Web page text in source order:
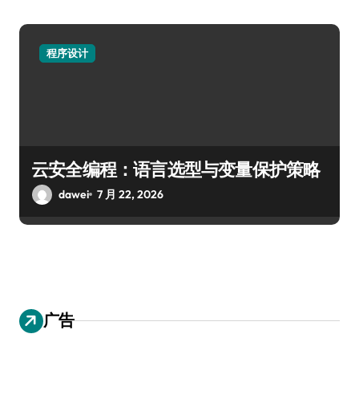
程序设计
云安全编程：语言选型与变量保护策略
dawei 7 月 22, 2026
广告